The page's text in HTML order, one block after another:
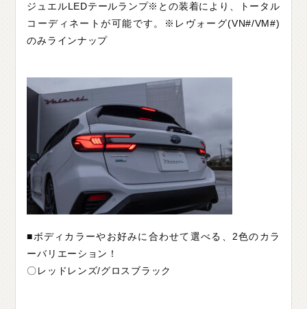
ジュエルLEDテールランプ※との装着により、トータル
コーディネートが可能です。※レヴォーグ(VN#/VM#)
のみラインナップ
■ボディカラーやお好みに合わせて選べる、2色のカラ
ーバリエーション！
〇レッドレンズ/グロスブラック